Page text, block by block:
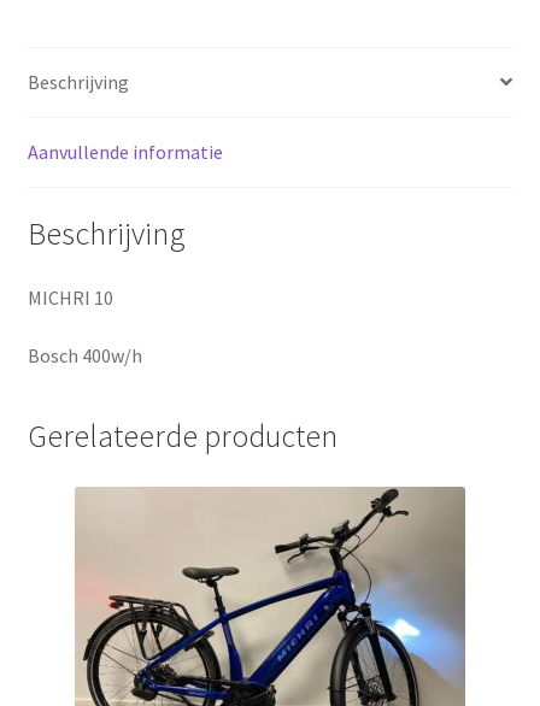
Terugbetaal- en retourneringsbeleid
Winkel
Beschrijving
Aanvullende informatie
Beschrijving
MICHRI 10
Bosch 400w/h
Gerelateerde producten